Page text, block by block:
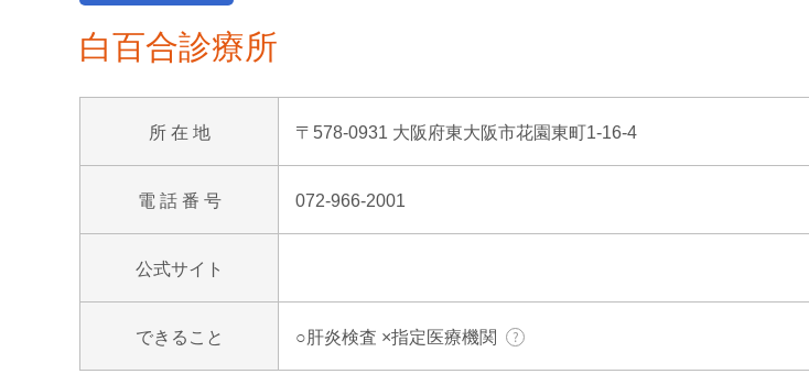
白百合診療所
所 在 地 〒578-0931 大阪府東大阪市花園東町1-16-4
電 話 番 号 072-966-2001
公式サイト
できること ○肝炎検査 ×指定医療機関